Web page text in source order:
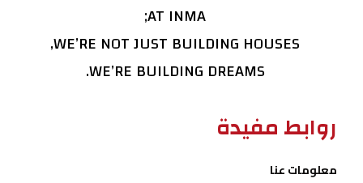
AT INMA;
WE’RE NOT JUST BUILDING HOUSES,
WE’RE BUILDING DREAMS.
روابط مفيدة
معلومات عنا